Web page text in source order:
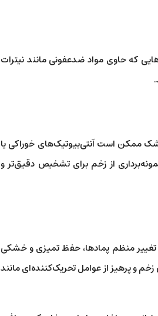
که حاوی مواد ضدعفونی مانند نیترات
ممکن است آنتی‌بیوتیک‌های خوراکی یا
از زخم برای تشخیص دقیق‌تر و
منظم پماد‌ها، حفظ تمیزی و خشکی
و پرهیز از عوامل تحریک‌کننده‌ای مانند